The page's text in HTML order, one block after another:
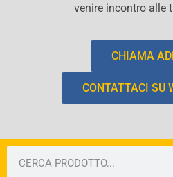
venire incontro alle
CHIAMA
CONTATTACI SU